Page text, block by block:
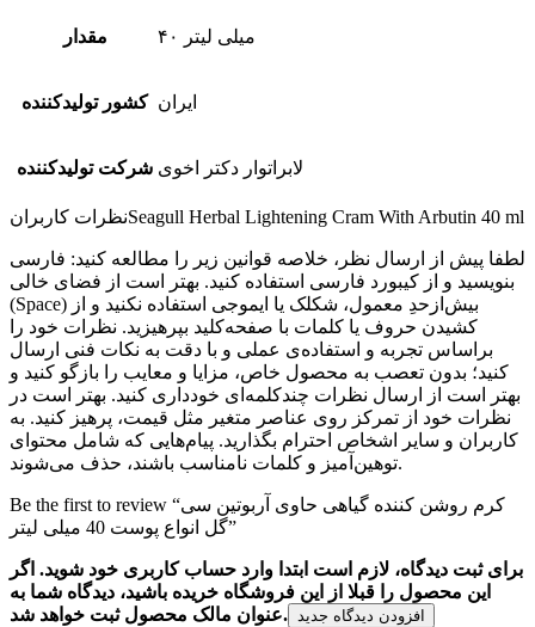
مقدار ۴۰ میلی لیتر
کشور تولیدکننده ایران
شرکت تولیدکننده لابراتوار دکتر اخوی
نظرات کاربرانSeagull Herbal Lightening Cram With Arbutin 40 ml
لطفا پیش از ارسال نظر، خلاصه قوانین زیر را مطالعه کنید: فارسی
بنویسید و از کیبورد فارسی استفاده کنید. بهتر است از فضای خالی
(Space) بیش‌از‌حدِ معمول، شکلک یا ایموجی استفاده نکنید و از
کشیدن حروف یا کلمات با صفحه‌کلید بپرهیزید. نظرات خود را
براساس تجربه و استفاده‌ی عملی و با دقت به نکات فنی ارسال
کنید؛ بدون تعصب به محصول خاص، مزایا و معایب را بازگو کنید و
بهتر است از ارسال نظرات چندکلمه‌‌ای خودداری کنید. بهتر است در
نظرات خود از تمرکز روی عناصر متغیر مثل قیمت، پرهیز کنید. به
کاربران و سایر اشخاص احترام بگذارید. پیام‌هایی که شامل محتوای
توهین‌آمیز و کلمات نامناسب باشند، حذف می‌شوند.
Be the first to review “کرم روشن کننده گیاهی حاوی آربوتین سی
گل انواع پوست 40 میلی لیتر”
برای ثبت دیدگاه، لازم است ابتدا وارد حساب کاربری خود شوید. اگر
این محصول را قبلا از این فروشگاه خریده باشید، دیدگاه شما به
عنوان مالک محصول ثبت خواهد شد. افزودن دیدگاه جدید